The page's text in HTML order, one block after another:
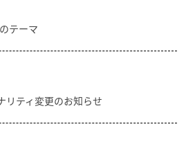
テーマ
リティ変更のお知らせ